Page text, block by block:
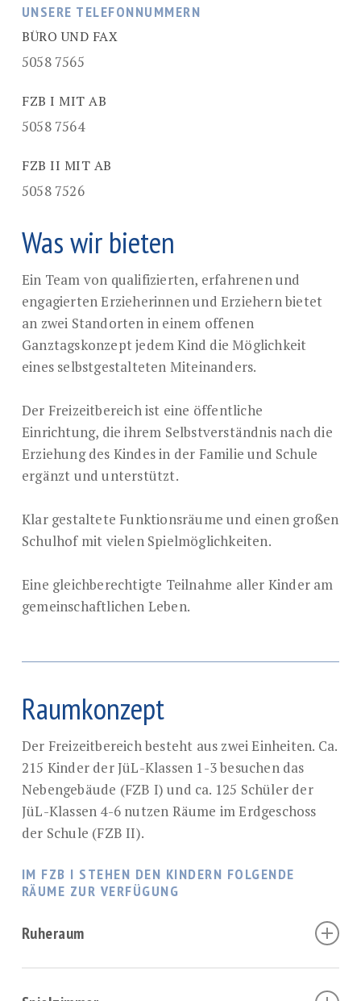
UNSERE TELEFONNUMMERN
BÜRO UND FAX
5058 7565
FZB I MIT AB
5058 7564
FZB II MIT AB
5058 7526
Was wir bieten
Ein Team von qualifizierten, erfahrenen und
engagierten Erzieherinnen und Erziehern bietet
an zwei Standorten in einem offenen
Ganztagskonzept jedem Kind die Möglichkeit
eines selbstgestalteten Miteinanders.
Der Freizeitbereich ist eine öffentliche
Einrichtung, die ihrem Selbstverständnis nach die
Erziehung des Kindes in der Familie und Schule
ergänzt und unterstützt.
Klar gestaltete Funktionsräume und einen großen
Schulhof mit vielen Spielmöglichkeiten.
Eine gleichberechtigte Teilnahme aller Kinder am
gemeinschaftlichen Leben.
Raumkonzept
Der Freizeitbereich besteht aus zwei Einheiten. Ca.
215 Kinder der JüL-Klassen 1-3 besuchen das
Nebengebäude (FZB I) und ca. 125 Schüler der
JüL-Klassen 4-6 nutzen Räume im Erdgeschoss
der Schule (FZB II).
IM FZB I STEHEN DEN KINDERN FOLGENDE
RÄUME ZUR VERFÜGUNG
Ruheraum